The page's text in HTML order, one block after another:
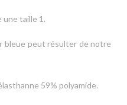
une taille 1.
bleue peut résulter de notre
59% polyamide.